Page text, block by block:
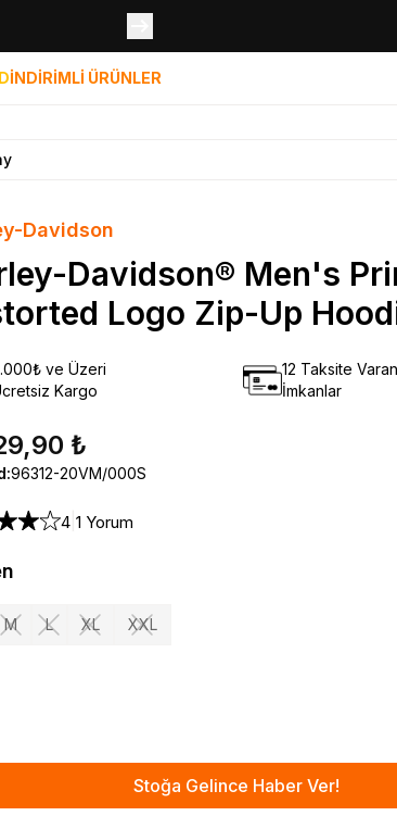
İNDİRİMLİ ÜRÜNLER
Davidson
Davidson® Men's
Logo Zip-Up
ve Üzeri
Kargo
12 Taksite Varan
İmkanlar
₺
:96312-20VM/000S
4| 1 Yorum
M L XL XXL
Stoğa Gelince Haber Ver!